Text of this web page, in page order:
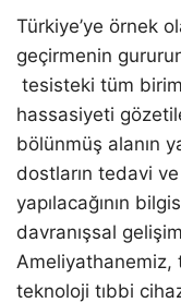
Türkiye’ye örnek
geçirmenin
tesisteki tüm
hassasiyeti
bölünmüş alanın
dostların tedavi
yapılacağının
davranışsal
Ameliyathanemiz,
teknoloji tıbbi